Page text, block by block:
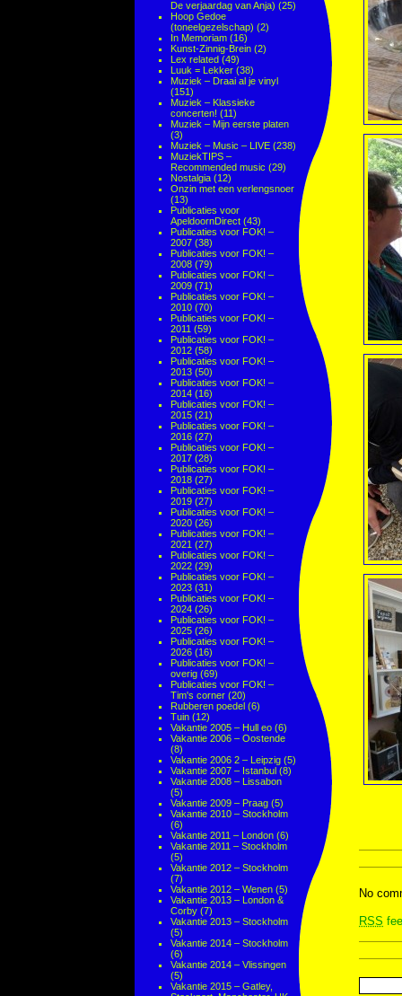
De verjaardag van Anja) (25)
Hoop Gedoe
(toneelgezelschap) (2)
In Memoriam (16)
Kunst-Zinnig-Brein (2)
Lex related (49)
Luuk = Lekker (38)
Muziek – Draai al je vinyl
(151)
Muziek – Klassieke
concerten! (11)
Muziek – Mijn eerste platen
(3)
Muziek – Music – LIVE (238)
MuziekTIPS –
Recommended music (29)
Nostalgia (12)
Onzin met een verlengsnoer
(13)
Publicaties voor
ApeldoornDirect (43)
Publicaties voor FOK! –
2007 (38)
Publicaties voor FOK! –
2008 (79)
Publicaties voor FOK! –
2009 (71)
Publicaties voor FOK! –
2010 (70)
Publicaties voor FOK! –
2011 (59)
Publicaties voor FOK! –
2012 (58)
Publicaties voor FOK! –
2013 (50)
Publicaties voor FOK! –
2014 (16)
Publicaties voor FOK! –
2015 (21)
Publicaties voor FOK! –
2016 (27)
Publicaties voor FOK! –
2017 (28)
Publicaties voor FOK! –
2018 (27)
Publicaties voor FOK! –
2019 (27)
Publicaties voor FOK! –
2020 (26)
Publicaties voor FOK! –
2021 (27)
Publicaties voor FOK! –
2022 (29)
Publicaties voor FOK! –
2023 (31)
Publicaties voor FOK! –
2024 (26)
Publicaties voor FOK! –
2025 (26)
Publicaties voor FOK! –
2026 (16)
Publicaties voor FOK! –
overig (69)
Publicaties voor FOK! –
Tim's corner (20)
Rubberen poedel (6)
Tuin (12)
Vakantie 2005 – Hull eo (6)
Vakantie 2006 – Oostende
(8)
Vakantie 2006 2 – Leipzig (5)
Vakantie 2007 – Istanbul (8)
Vakantie 2008 – Lissabon
(5)
Vakantie 2009 – Praag (5)
Vakantie 2010 – Stockholm
(6)
Vakantie 2011 – London (6)
Vakantie 2011 – Stockholm
(5)
Vakantie 2012 – Stockholm
(7)
Vakantie 2012 – Wenen (5)
Vakantie 2013 – London &
Corby (7)
Vakantie 2013 – Stockholm
(5)
Vakantie 2014 – Stockholm
(6)
Vakantie 2014 – Vlissingen
(5)
Vakantie 2015 – Gatley,
No
RSS